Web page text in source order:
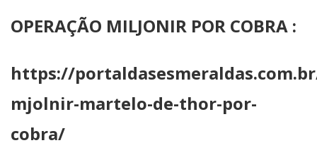
OPERAÇÃO MILJONIR POR COBRA :
https://
mjolnir-martelo-de-thor-por-
cobra/